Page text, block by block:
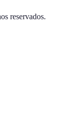
reservados.